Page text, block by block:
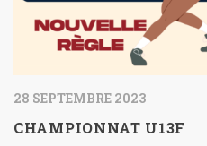
28 SEPTEMBRE 2023
CHAMPIONNAT U13F